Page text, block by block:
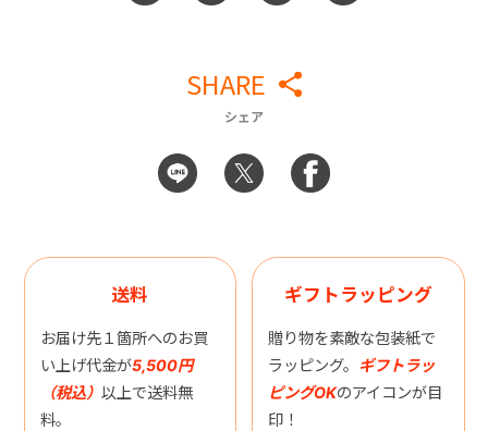
SHARE
シェア
送料
お届け先１箇所へのお買
い上げ代金が5,500円
（税込） 以上で送料無
料。
ギフトラッピング
贈り物を素敵な包装紙で
ラッピング。 ギフトラッ
ピングOKのアイコンが目
印！